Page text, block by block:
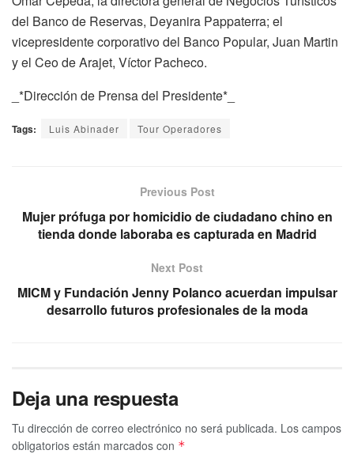
del Banco de Reservas, Deyanira Pappaterra; el
vicepresidente corporativo del Banco Popular, Juan Martin
y el Ceo de Arajet, Víctor Pacheco.
_*Dirección de Prensa del Presidente*_
Tags: Luis Abinader Tour Operadores
Previous Post
Mujer prófuga por homicidio de ciudadano chino en
tienda donde laboraba es capturada en Madrid
Next Post
MICM y Fundación Jenny Polanco acuerdan impulsar
desarrollo futuros profesionales de la moda
Deja una respuesta
Tu dirección de correo electrónico no será publicada. Los campos
obligatorios están marcados con *